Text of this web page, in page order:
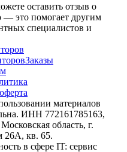
оставить отзыв о
— это помогает другим
специалистов и
Заказы
материалов
ИНН 772161785163,
область, г.
26А, кв. 65.
в сфере IT: сервис